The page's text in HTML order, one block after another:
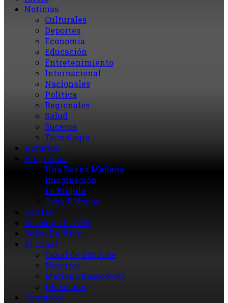
Noticias
Culturales
Deportes
Economia
Educación
Entretenimiento
Internacional
Nacionales
Política
Regionales
Salud
Sucesos
Tecnología
Horarios
Programas
Una Buena Mañana
Imaginación
La Brújula
Gaby D’Noche
Tarifas
Descarga la APP
Señal En Vivo
El Canal
Canal de YouTube
Nosotros
Mariano Kossowski
Ubicación
Contactos